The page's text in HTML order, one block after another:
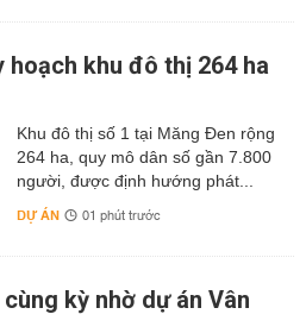
hoạch khu đô thị 264 ha
Khu đô thị số 1 tại Măng Đen rộng
264 ha, quy mô dân số gần 7.800
người, được định hướng phát...
DỰ ÁN 01 phút trước
kỳ nhờ dự án Vân